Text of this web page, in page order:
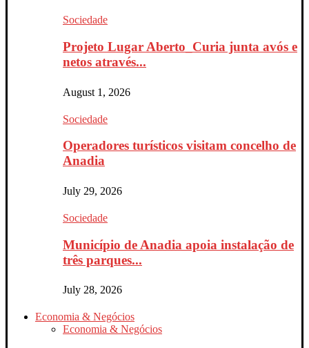
Sociedade
Projeto Lugar Aberto_Curia junta avós e
netos através...
August 1, 2026
Sociedade
Operadores turísticos visitam concelho de
Anadia
July 29, 2026
Sociedade
Município de Anadia apoia instalação de
três parques...
July 28, 2026
Economia & Negócios
Economia & Negócios